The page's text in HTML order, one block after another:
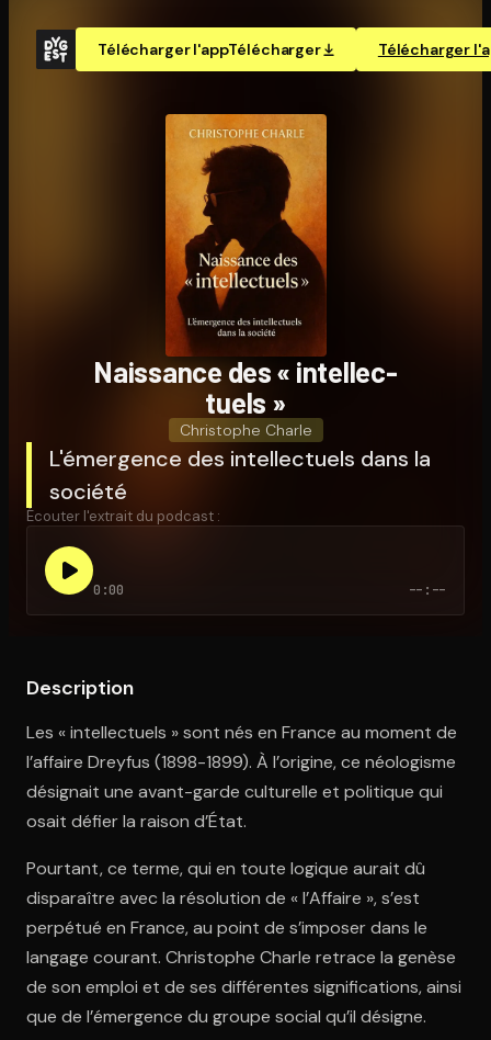
Télécharger l'appTélécharger Télécharger
Ouvre l'app Appareil photo, pointe sur le code. C'est gratuit à
Naissance des « in­tel­lec­
tuels »
Christophe Charle
L'émergence des intellectuels dans la
société
Écouter l'extrait du podcast :
0:00 --:--
Description
Les « intellectuels » sont nés en France au moment de
l’affaire Dreyfus (1898-1899). À l’origine, ce néologisme
désignait une avant-garde culturelle et politique qui
osait défier la raison d’État.
Pourtant, ce terme, qui en toute logique aurait dû
disparaître avec la résolution de « l’Affaire », s’est
perpétué en France, au point de s’imposer dans le
langage courant. Christophe Charle retrace la genèse
de son emploi et de ses différentes significations, ainsi
que de l’émergence du groupe social qu’il désigne.